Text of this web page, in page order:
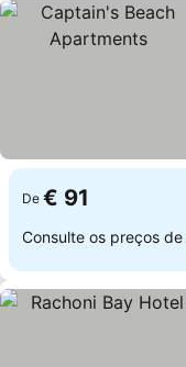
De € 91
Consulte os preços de